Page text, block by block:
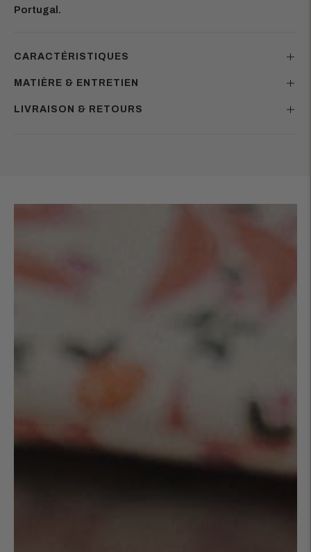
Portugal.
CARACTÉRISTIQUES
MATIÈRE & ENTRETIEN
LIVRAISON & RETOURS
à